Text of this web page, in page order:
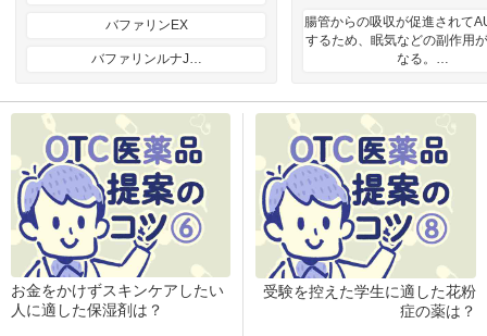
バファリンEX
バファリンルナJ…
腸管からの吸収が促進されて
するため、眠気などの副作用
なる。…
お金をかけずスキンケアしたい
人に適した保湿剤は？
受験を控えた学生に適した花粉
症の薬は？